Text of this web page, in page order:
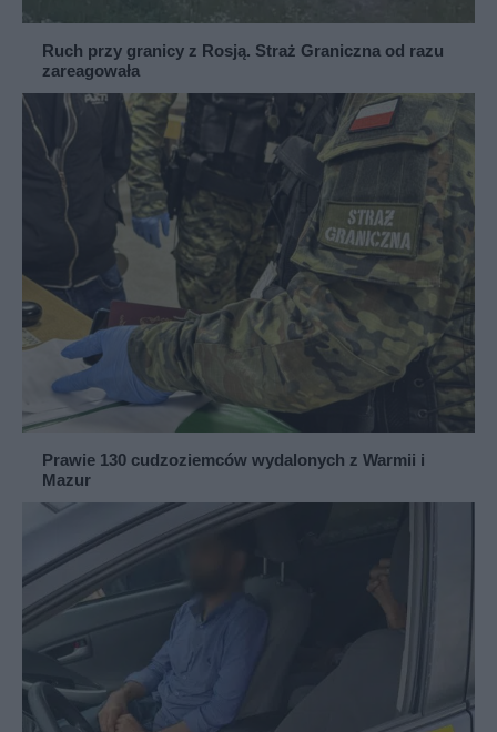
Ruch przy granicy z Rosją. Straż Graniczna od razu
zareagowała
Prawie 130 cudzoziemców wydalonych z Warmii i
Mazur